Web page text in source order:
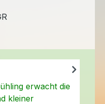
erwacht die
kleiner